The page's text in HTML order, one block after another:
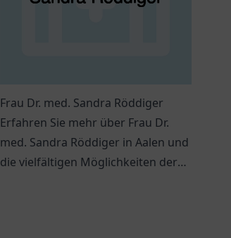
Frau Dr. med. Sandra Röddiger
Erfahren Sie mehr über Frau Dr.
med. Sandra Röddiger in Aalen und
die vielfältigen Möglichkeiten der